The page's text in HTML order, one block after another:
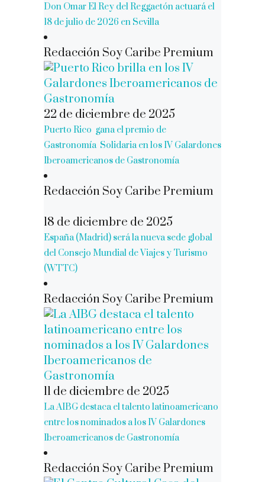
Don Omar El Rey del Reggaetón actuará el
18 de julio de 2026 en Sevilla
Redacción Soy Caribe Premium
22 de diciembre de 2025
Puerto Rico gana el premio de
Gastronomía Solidaria en los IV Galardones
Iberoamericanos de Gastronomía
Redacción Soy Caribe Premium
18 de diciembre de 2025
España (Madrid) será la nueva sede global
del Consejo Mundial de Viajes y Turismo
(WTTC)
Redacción Soy Caribe Premium
11 de diciembre de 2025
La AIBG destaca el talento latinoamericano
entre los nominados a los IV Galardones
Iberoamericanos de Gastronomía
Redacción Soy Caribe Premium